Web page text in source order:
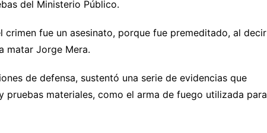
del Ministerio Público.
crimen fue un asesinato, porque fue premeditado, al decir
matar Jorge Mera.
de defensa, sustentó una serie de evidencias que
pruebas materiales, como el arma de fuego utilizada para